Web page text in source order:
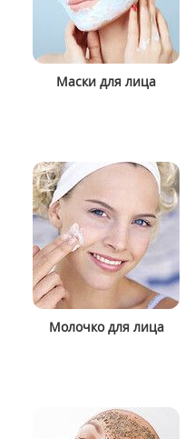
Маски для лица
Молочко для лица